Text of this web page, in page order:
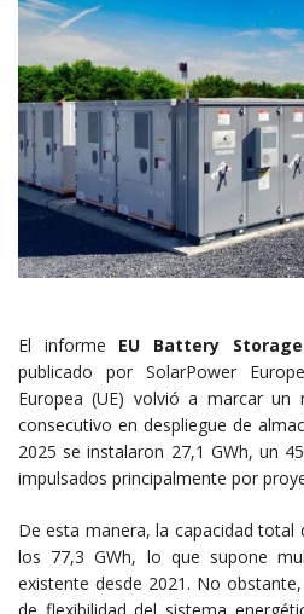
El informe EU Battery
publicado por SolarPower
Europea (UE) volvió a marcar un
consecutivo en despliegue de
2025 se instalaron 27,1 GWh, un
impulsados principalmente por
De esta manera, la capacidad total
los 77,3 GWh, lo que supone
existente desde 2021. No